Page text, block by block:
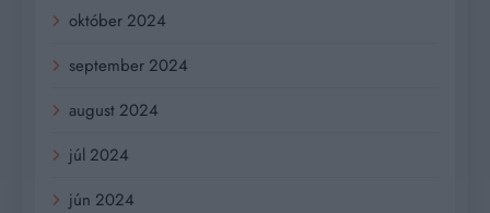
október 2024
september 2024
august 2024
júl 2024
jún 2024